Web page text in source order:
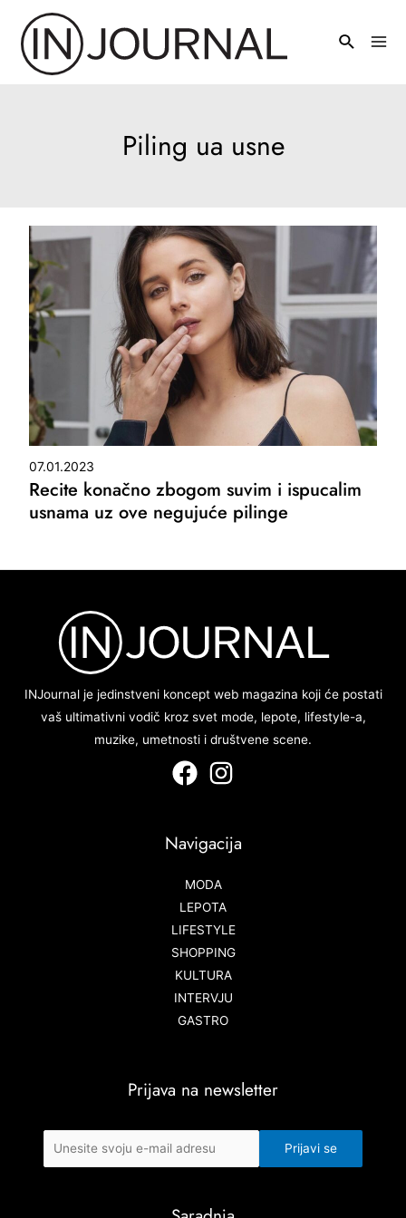
sadržaj
Piling ua usne
07.01.2023
Recite konačno zbogom suvim i ispucalim
usnama uz ove negujuće pilinge
INJournal je jedinstveni koncept web magazina koji će postati
vaš ultimativni vodič kroz svet mode, lepote, lifestyle-a,
muzike, umetnosti i društvene scene.
Navigacija
MODA
LEPOTA
LIFESTYLE
SHOPPING
KULTURA
INTERVJU
GASTRO
Prijava na newsletter